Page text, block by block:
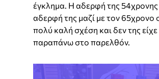
έγκλημα. Η αδερφή της 54χρονης
αδερφή της μαζί με τον 65χρονο
πολύ καλή σχέση και δεν της
παραπάνω στο παρελθόν.